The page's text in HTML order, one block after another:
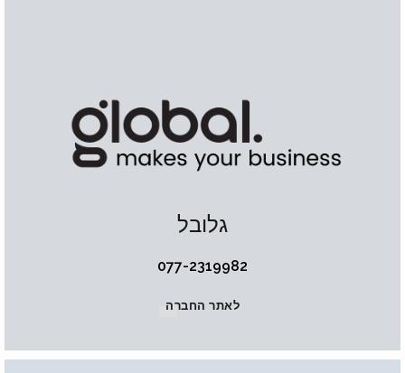
גלובל
077-2319982
לאתר החברה